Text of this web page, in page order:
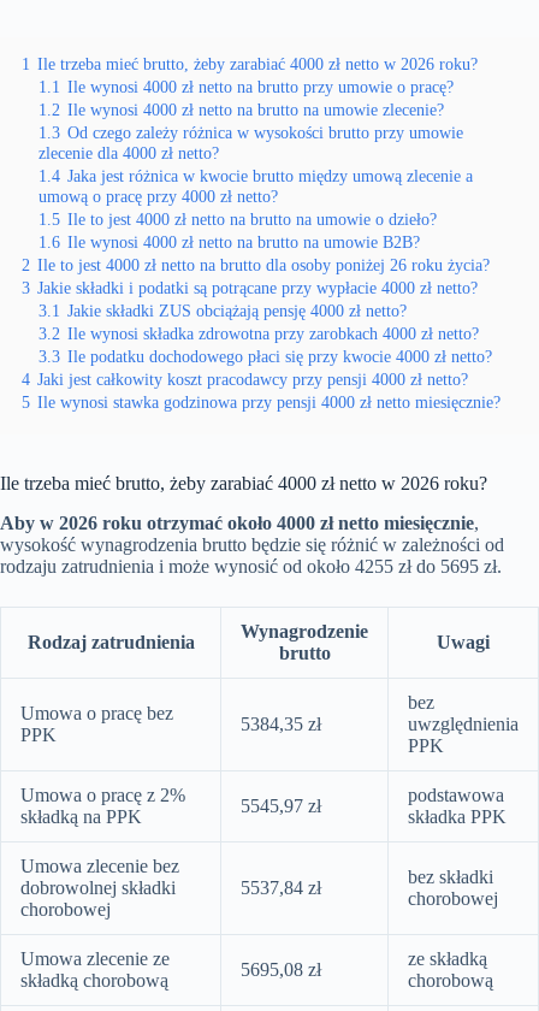
1 Ile trzeba mieć brutto, żeby zarabiać 4000 zł netto w 2026 roku?
1.1 Ile wynosi 4000 zł netto na brutto przy umowie o pracę?
1.2 Ile wynosi 4000 zł netto na brutto na umowie zlecenie?
1.3 Od czego zależy różnica w wysokości brutto przy umowie
zlecenie dla 4000 zł netto?
1.4 Jaka jest różnica w kwocie brutto między umową zlecenie a
umową o pracę przy 4000 zł netto?
1.5 Ile to jest 4000 zł netto na brutto na umowie o dzieło?
1.6 Ile wynosi 4000 zł netto na brutto na umowie B2B?
2 Ile to jest 4000 zł netto na brutto dla osoby poniżej 26 roku życia?
3 Jakie składki i podatki są potrącane przy wypłacie 4000 zł netto?
3.1 Jakie składki ZUS obciążają pensję 4000 zł netto?
3.2 Ile wynosi składka zdrowotna przy zarobkach 4000 zł netto?
3.3 Ile podatku dochodowego płaci się przy kwocie 4000 zł netto?
4 Jaki jest całkowity koszt pracodawcy przy pensji 4000 zł netto?
5 Ile wynosi stawka godzinowa przy pensji 4000 zł netto miesięcznie?
Ile trzeba mieć brutto, żeby zarabiać 4000 zł netto w 2026 roku?
Aby w 2026 roku otrzymać około 4000 zł netto miesięcznie,
wysokość wynagrodzenia brutto będzie się różnić w zależności od
rodzaju zatrudnienia i może wynosić od około 4255 zł do 5695 zł.
Rodzaj zatrudnienia
Wynagrodzenie
brutto
Uwagi
Umowa o pracę bez
PPK
5384,35 zł
bez
uwzględnienia
PPK
Umowa o pracę z 2%
składką na PPK
5545,97 zł
podstawowa
składka PPK
Umowa zlecenie bez
dobrowolnej składki
chorobowej
5537,84 zł
bez składki
chorobowej
Umowa zlecenie ze
składką chorobową
5695,08 zł
ze składką
chorobową